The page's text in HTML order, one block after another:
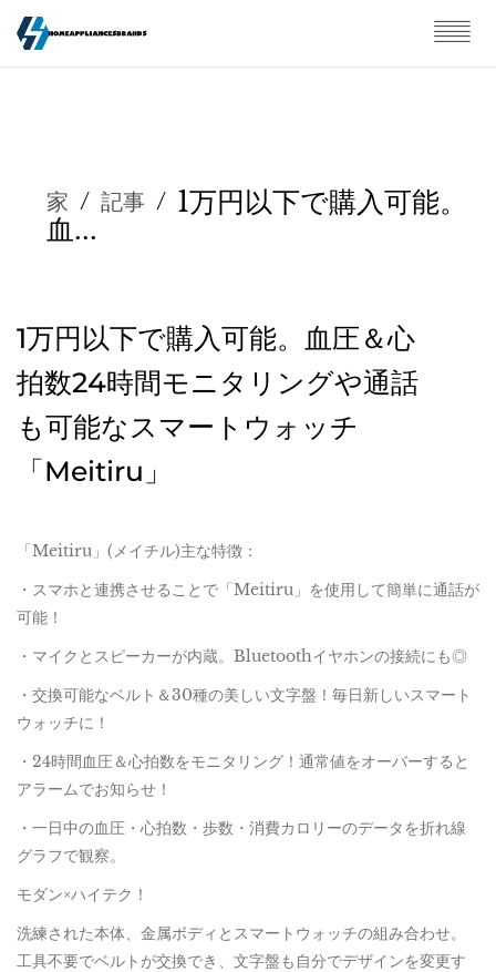
家 / 記事 / 1万円以下で購入可能。
血...
1万円以下で購入可能。血圧＆心
拍数24時間モニタリングや通話
も可能なスマートウォッチ
「Meitiru」
「Meitiru」(メイチル)主な特徴：
・スマホと連携させることで「Meitiru」を使用して簡単に通話が
可能！
・マイクとスピーカーが内蔵。Bluetoothイヤホンの接続にも◎
・交換可能なベルト＆30種の美しい文字盤！毎日新しいスマート
ウォッチに！
・24時間血圧＆心拍数をモニタリング！通常値をオーバーすると
アラームでお知らせ！
・一日中の血圧・心拍数・歩数・消費カロリーのデータを折れ線
グラフで観察。
モダン×ハイテク！
洗練された本体、金属ボディとスマートウォッチの組み合わせ。
工具不要でベルトが交換でき、文字盤も自分でデザインを変更す